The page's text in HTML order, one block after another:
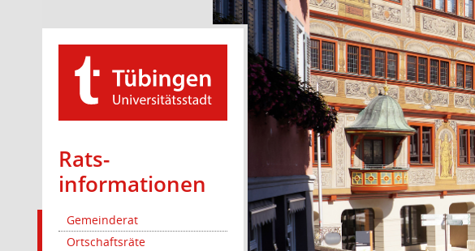
Rats­
informationen
Gemeinderat
Ortschaftsräte